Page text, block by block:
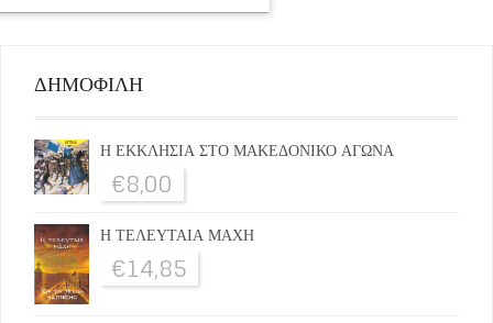
ΔΗΜΟΦΙΛΗ
Η ΕΚΚΛΗΣΙΑ ΣΤΟ ΜΑΚΕΔΟΝΙΚΟ ΑΓΩΝΑ
€8,00
Η ΤΕΛΕΥΤΑΙΑ ΜΑΧΗ
€14,85